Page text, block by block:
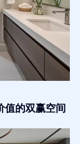
值的双赢空间